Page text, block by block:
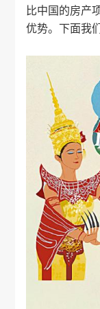
比中国的房产
优势。下面我